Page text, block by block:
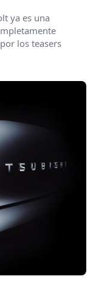
ya es una
los teasers